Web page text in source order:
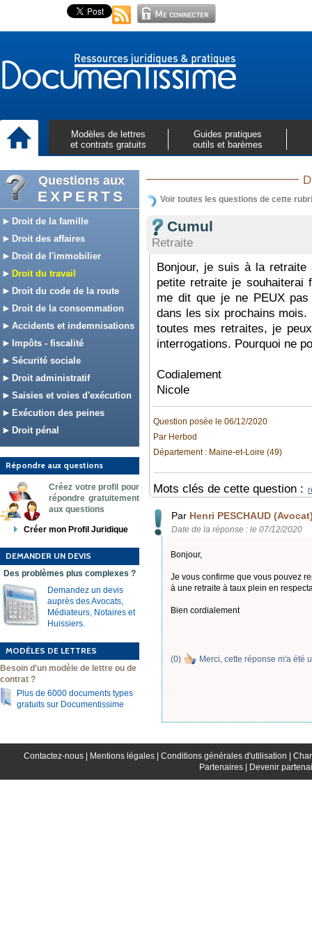
Modèles de lettres
et contrats gratuits
Guides pratiques
outils et barèmes
Questions aux
EXPERTS
Droit de la famille
Droit des affaires
Droit de l'immobilier
Droit du travail
Droit du code de la route
Droit de la consommation
Accidents et indemnisations
Impôts - fiscalité
Sécurité sociale
Droit administratif
Saisies et voies d'exécution
Exécution des peines
Droit pénal
Répondre aux questions
Créez votre profil pour
répondre gratuitement
aux questions
Créer mon Profil Juridique
DEMANDER UN DEVIS
Des problèmes plus complexes ?
Demandez un devis
auprès des Avocats,
Médiateurs, Notaires et
Huissiers.
MODÈLES DE LETTRES
Besoin d'un modèle de lettre ou de
contrat ?
Plus de 6000 documents types
gratuits sur Documentissime
Voir toutes les questions de cette
Cumul
Retraite
Bonjour, je suis à la
petite retraite je souhaiterai
me dit que je ne PEUX
dans les six prochains
toutes mes retraites, je
interrogations. Pourquoi ne
Codialement
Nicole
Question posée le 06/12/2020
Par Herbod
Département : Maine-et-Loire (49)
Mots clés de cette question :
Par Henri PESCHAUD
Date de la réponse : le 07/12/2020
Bonjour,
Je vous confirme que vous pouvez
à une retraite à taux plein en
Bien cordialement
(0) Merci, cette réponse m'a été
Contactez-nous | Mentions légales | Conditions générales d'utilisation |
Partenaires |
Devenir